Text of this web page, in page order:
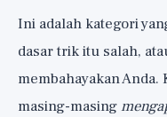
Ini adalah kategori
dasar trik itu salah,
membahayakan
masing-masing